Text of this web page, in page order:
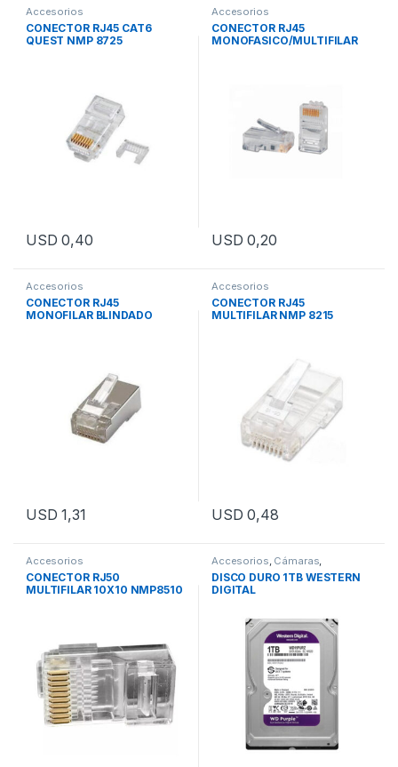
Accesorios
CONECTOR RJ45 CAT6
QUEST NMP 8725
USD 0,40
Accesorios
CONECTOR RJ45
MONOFASICO/MULTIFILAR
USD 0,20
Accesorios
CONECTOR RJ45
MONOFILAR BLINDADO
USD 1,31
Accesorios
CONECTOR RJ45
MULTIFILAR NMP 8215
USD 0,48
Accesorios
CONECTOR RJ50
MULTIFILAR 10X10 NMP8510
Accesorios, Cámaras,
Computacion ,Seguridad
DISCO DURO 1TB WESTERN
DIGITAL